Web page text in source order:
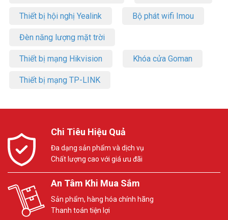
Thiết bị hội nghị Yealink Bộ phát wifi Imou
Đèn năng lượng mặt trời
Thiết bị mạng Hikvision Khóa cửa Goman
Thiết bị mạng TP-LINK
Chi Tiêu Hiệu Quả
Đa dạng sản phẩm và dịch vụ
Chất lượng cao với giá ưu đãi
An Tâm Khi Mua Sắm
Sản phẩm, hàng hóa chính hãng
Thanh toán tiện lợi